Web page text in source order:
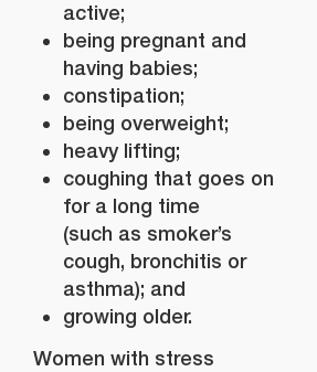
active;
being pregnant and
having babies;
constipation;
being overweight;
heavy lifting;
coughing that goes on
for a long time
(such as smoker’s
cough, bronchitis or
asthma); and
growing older.
Women with stress